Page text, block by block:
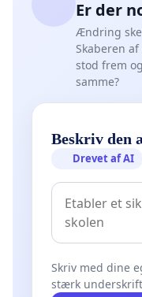
Er der
Ændring
Skaberen
stod frem
samme?
Beskriv den
Drevet af AI
Skriv med dine
stærk